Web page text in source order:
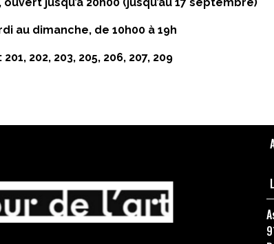
au dimanche, de 10h00 à 19h
202, 203, 205, 206, 207, 209